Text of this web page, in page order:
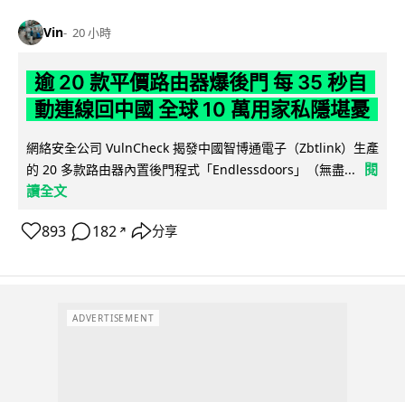
Vin 20 小時
逾 20 款平價路由器爆後門 每 35 秒自
動連線回中國 全球 10 萬用家私隱堪憂
網絡安全公司 VulnCheck 揭發中國智博通電子（Zbtlink）生產
的 20 多款路由器內置後門程式「Endlessdoors」（無盡...
閱
讀全文
893 182 ↗ 分享
ADVERTISEMENT